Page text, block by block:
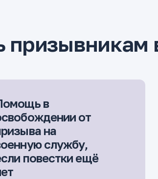
в
от
на
службу,
повестки ещё